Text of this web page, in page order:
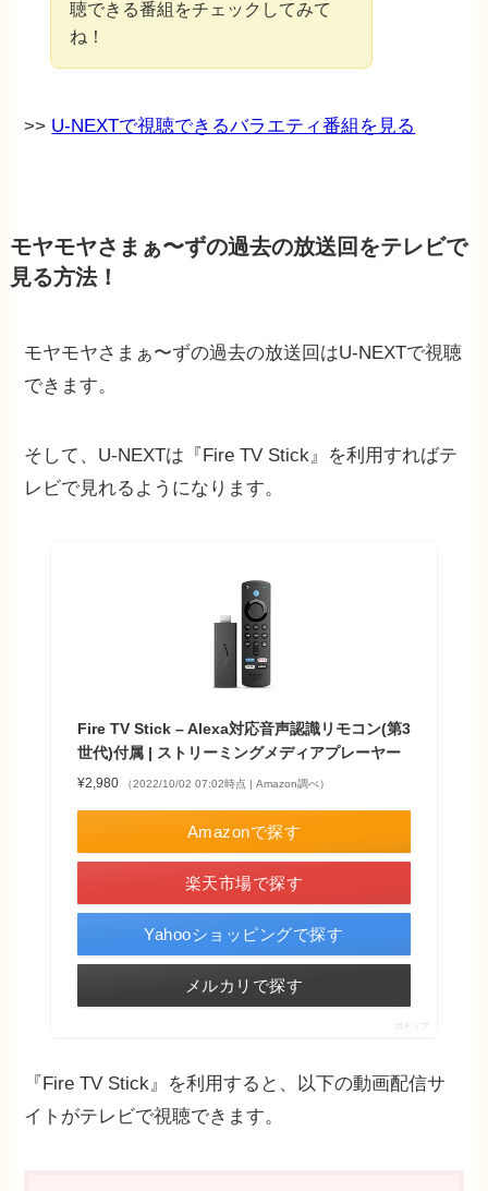
聴できる番組をチェックしてみて
ね！
>> U-NEXTで視聴できるバラエティ番組を見る
モヤモヤさまぁ〜ずの過去の放送回をテレビで
見る方法！
モヤモヤさまぁ〜ずの過去の放送回はU-NEXTで視聴
できます。
そして、U-NEXTは『Fire TV Stick』を利用すればテ
レビで見れるようになります。
Fire TV Stick – Alexa対応音声認識リモコン(第3
世代)付属 | ストリーミングメディアプレーヤー
¥2,980 （2022/10/02 07:02時点 | Amazon調べ）
Amazonで探す
楽天市場で探す
Yahooショッピングで探す
メルカリで探す
ポチップ
『Fire TV Stick』を利用すると、以下の動画配信サ
イトがテレビで視聴できます。